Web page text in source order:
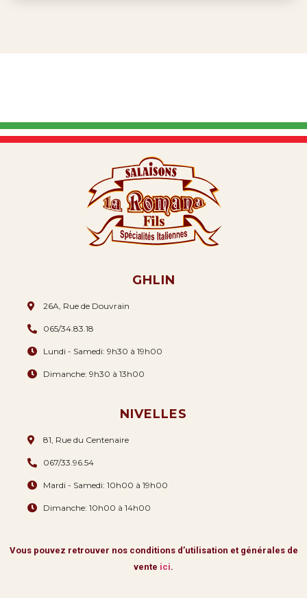
GHLIN
26A, Rue de Douvrain
065/34.83.18
Lundi - Samedi: 9h30 à 19h00
Dimanche: 9h30 à 13h00
NIVELLES
81, Rue du Centenaire
067/33.96.54
Mardi - Samedi: 10h00 à 19h00
Dimanche: 10h00 à 14h00
Vous pouvez retrouver nos conditions d’utilisation et générales de
vente ici.